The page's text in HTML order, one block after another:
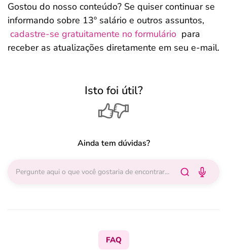
Gostou do nosso conteúdo? Se quiser continuar se
informando sobre 13º salário e outros assuntos,
cadastre-se gratuitamente no formulário para
receber as atualizações diretamente em seu e-mail.
Isto foi útil?
Ainda tem dúvidas?
FAQ